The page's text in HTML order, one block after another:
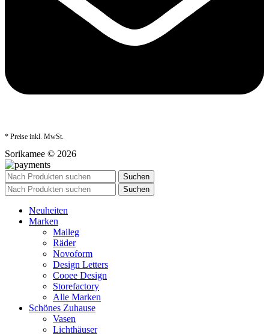
* Preise inkl. MwSt.
Sorikamee © 2026
Suchen
Suchen
Neuheiten
Marken
Maileg
Räder
Novoform
Design Letters
Cooee Design
Storefactory
Alle Marken
Schönes Zuhause
Vasen
Lichthäuser